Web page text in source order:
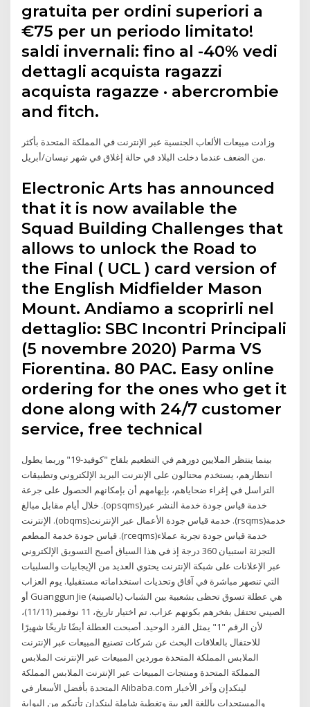
gratuita per ordini superiori a
€75 per un periodo limitato!
saldi invernali: fino al -40% vedi
dettagli acquista ragazzi
acquista ragazze · abercrombie
and fitch.
وزادت مبيعات الألعاب الجنسية عبر الإنترنت في المملكة المتحدة بأكثر
من الضعف عندما دخلت البلاد في حالة إغلاق في شهر نيسان/أبريل.
Electronic Arts has announced
that it is now available the
Squad Building Challenges that
allows to unlock the Road to
the Final ( UCL ) card version of
the English Midfielder Mason
Mount. Andiamo a scoprirli nel
dettaglio: SBC Incontri Principali
(5 novembre 2020) Parma VS
Fiorentina. 80 PAC. Easy online
ordering for the ones who get it
done along with 24/7 customer
service, free technical
بينما ينتظر الملايين دورهم في التطعيم بلقاح "كوفيد-19" وربما يطول
انتظارهم، يستخدم محتالون على الإنترنت البريد الإلكتروني وتطبيقات
التراسل في إغراء ضحاياهم، بإيهامهم أن بإمكانهم الحصول على جرعة
خلال أيام مقابل مبالغ .(opsqms)خدمة قياس جودة خدمة النشر عبر
الإنترنت .(obqms)خدمة قياس جودة الأعمال عبر الإنترنت .(rsqms)خدمة
قياس جودة خدمة المطعم .(rceqms)خدمة قياس جودة تجربة عملاء
التجزئة استبيان 360 درجة إذ في هذا السياق أصبح التسويق الإلكتروني
عبر الإعلانات على شبكة الإنترنت يحتوي العديد من الإيجابيات والسلبيات
التي تنصهر مباشرة في آفاق وتحديات استخداماته مستقبليا. يوم العزاب
أو Guanggun Jie (بالصينية) هي عطلة تسوق تحظى بشعبية بين الشباب
الصيني تحتفل بفخرهم بكونهم عزاب. تم اختيار تاريخ، 11 نوفمبر (11/11)،
لأن الرقم "1" يمثل الفرد الوحيد. أصبحت العطلة أيضًا تاريخًا شهيرًا
للاحتفال بالعلاقات البحث عن شركات تصنيع المبيعات عبر الإنترنت
الملابس المملكة المتحدة موردين المبيعات عبر الإنترنت الملابس
المملكة المتحدة ومنتجات المبيعات عبر الإنترنت الملابس المملكة
المتحدة بأفضل الأسعار في Alibaba.com لينكدإن وآخر الأخبار
والمستجدات باللغة العربية وتغطية شاملة لينكدإن تأتيكم من البوابة